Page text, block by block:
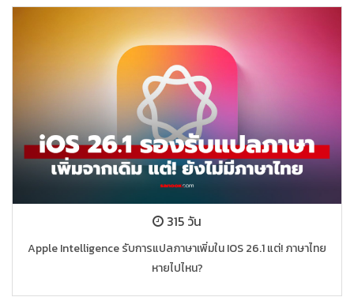
315 วัน
Apple Intelligence รับการแปลภาษาเพิ่มใน IOS 26.1 แต่! ภาษาไทย
หายไปไหน?